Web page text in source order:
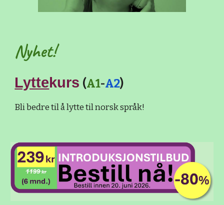
Nyhet!
Lyttekurs (A1-A2)
Bli bedre til å lytte til norsk språk!